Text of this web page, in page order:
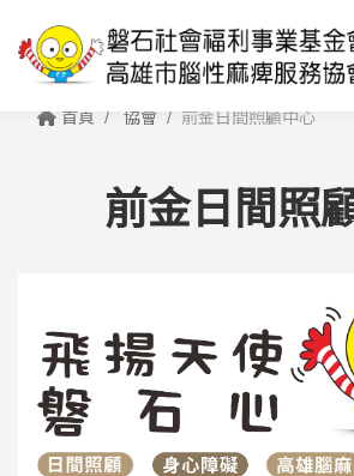
首頁 協會 前金日間照顧中心
前金日間照